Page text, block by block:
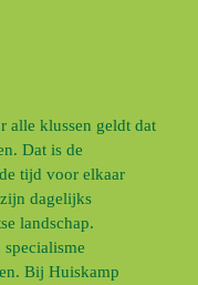
alle klussen geldt dat
Dat is de
tijd voor elkaar
dagelijks
landschap.
Bij Huiskamp